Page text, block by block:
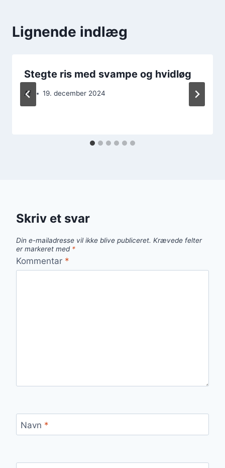
Lignende indlæg
Stegte ris med svampe og hvidløg
Af 19. december 2024
Skriv et svar
Din e-mailadresse vil ikke blive publiceret. Krævede felter
er markeret med *
Kommentar *
Navn *